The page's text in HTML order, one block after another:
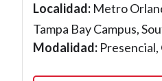
Localidad: Metro
Tampa Bay Campus,
Modalidad: Presencial,